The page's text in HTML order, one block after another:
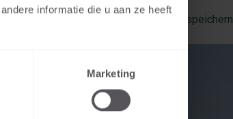
informatie die u aan ze heeft
Marketing
Als Favorit speichern